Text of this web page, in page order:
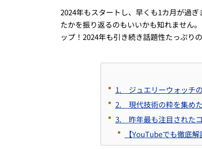
2024年もスタートし、早くも1カ月が過
たかを振り返るのもいいかも知れません
ップ！2024年も引き続き話題性たっぷり
1. ジュエリーウォッチ
2. 現代技術の粋を集めた
3. 昨年最も注目された
【YouTubeでも徹底